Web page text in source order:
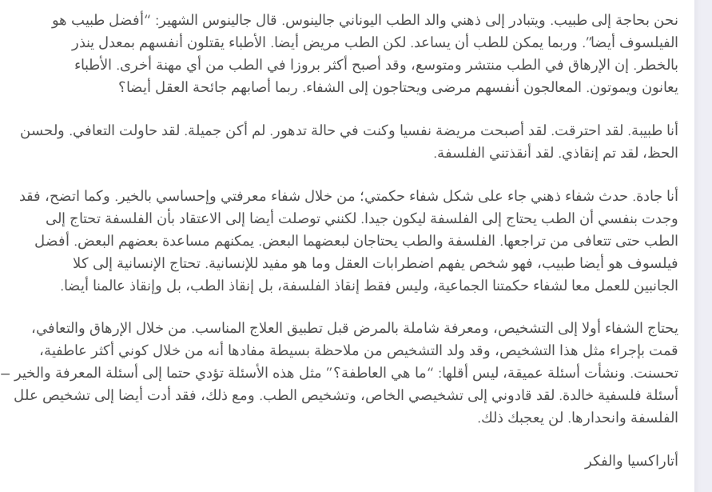
نحن بحاجة إلى طبيب. ويتبادر إلى ذهني والد الطب اليوناني جالينوس. قال جالينوس الشهير: “أفضل طبيب هو
الفيلسوف أيضا”. وربما يمكن للطب أن يساعد. لكن الطب مريض أيضا. الأطباء يقتلون أنفسهم بمعدل ينذر
بالخطر. إن الإرهاق في الطب منتشر ومتوسع، وقد أصبح أكثر بروزا في الطب من أي مهنة أخرى. الأطباء
يعانون ويموتون. المعالجون أنفسهم مرضى ويحتاجون إلى الشفاء. ربما أصابهم جائحة العقل أيضا؟
أنا طبيبة. لقد احترقت. لقد أصبحت مريضة نفسيا وكنت في حالة تدهور. لم أكن جميلة. لقد حاولت التعافي. ولحسن
الحظ، لقد تم إنقاذي. لقد أنقذتني الفلسفة.
أنا جادة. حدث شفاء ذهني جاء على شكل شفاء حكمتي؛ من خلال شفاء معرفتي وإحساسي بالخير. وكما اتضح، فقد
وجدت بنفسي أن الطب يحتاج إلى الفلسفة ليكون جيدا. لكنني توصلت أيضا إلى الاعتقاد بأن الفلسفة تحتاج إلى
الطب حتى تتعافى من تراجعها. الفلسفة والطب يحتاجان لبعضهما البعض. يمكنهم مساعدة بعضهم البعض. أفضل
فيلسوف هو أيضا طبيب، فهو شخص يفهم اضطرابات العقل وما هو مفيد للإنسانية. تحتاج الإنسانية إلى كلا
الجانبين للعمل معا لشفاء حكمتنا الجماعية، وليس فقط إنقاذ الفلسفة، بل إنقاذ الطب، بل وإنقاذ عالمنا أيضا.
يحتاج الشفاء أولا إلى التشخيص، ومعرفة شاملة بالمرض قبل تطبيق العلاج المناسب. من خلال الإرهاق والتعافي،
قمت بإجراء مثل هذا التشخيص، وقد ولد التشخيص من ملاحظة بسيطة مفادها أنه من خلال كوني أكثر عاطفية،
تحسنت. ونشأت أسئلة عميقة، ليس أقلها: “ما هي العاطفة؟” مثل هذه الأسئلة تؤدي حتما إلى أسئلة المعرفة والخير –
أسئلة فلسفية خالدة. لقد قادوني إلى تشخيصي الخاص، وتشخيص الطب. ومع ذلك، فقد أدت أيضا إلى تشخيص علل
الفلسفة وانحدارها. لن يعجبك ذلك.
أتاراكسيا والفكر